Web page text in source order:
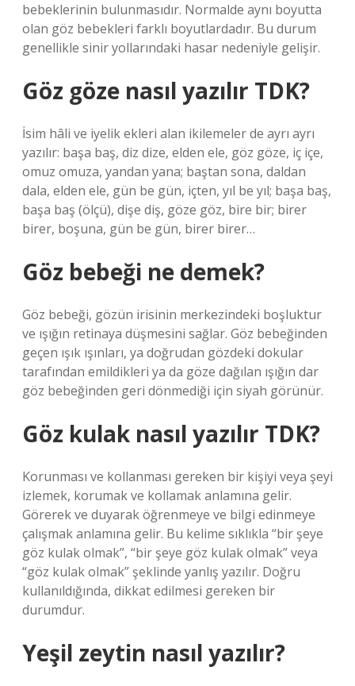
bebeklerinin bulunmasıdır. Normalde aynı boyutta
olan göz bebekleri farklı boyutlardadır. Bu durum
genellikle sinir yollarındaki hasar nedeniyle gelişir.
Göz göze nasıl yazılır TDK?
İsim hâli ve iyelik ekleri alan ikilemeler de ayrı ayrı
yazılır: başa baş, diz dize, elden ele, göz göze, iç içe,
omuz omuza, yandan yana; baştan sona, daldan
dala, elden ele, gün be gün, içten, yıl be yıl; başa baş,
başa baş (ölçü), dişe diş, göze göz, bire bir; birer
birer, boşuna, gün be gün, birer birer…
Göz bebeği ne demek?
Göz bebeği, gözün irisinin merkezindeki boşluktur
ve ışığın retinaya düşmesini sağlar. Göz bebeğinden
geçen ışık ışınları, ya doğrudan gözdeki dokular
tarafından emildikleri ya da göze dağılan ışığın dar
göz bebeğinden geri dönmediği için siyah görünür.
Göz kulak nasıl yazılır TDK?
Korunması ve kollanması gereken bir kişiyi veya şeyi
izlemek, korumak ve kollamak anlamına gelir.
Görerek ve duyarak öğrenmeye ve bilgi edinmeye
çalışmak anlamına gelir. Bu kelime sıklıkla “bir şeye
göz kulak olmak”, “bir şeye göz kulak olmak” veya
“göz kulak olmak” şeklinde yanlış yazılır. Doğru
kullanıldığında, dikkat edilmesi gereken bir
durumdur.
Yeşil zeytin nasıl yazılır?